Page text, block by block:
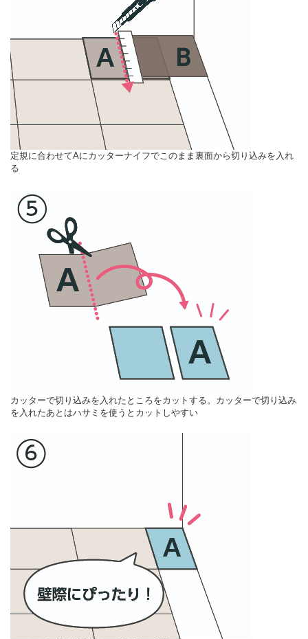
定規に合わせてAにカッターナイフでこのまま裏面から切り込みを入れ
る
カッターで切り込みを入れたところをカットする。カッターで切り込み
を入れたあとはハサミを使うとカットしやすい